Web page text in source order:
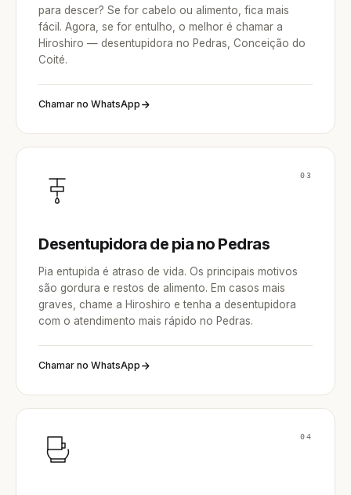
para descer? Se for cabelo ou alimento, fica mais
fácil. Agora, se for entulho, o melhor é chamar a
Hiroshiro — desentupidora no Pedras, Conceição do
Coité.
Chamar no WhatsApp
03
Desentupidora de pia no Pedras
Pia entupida é atraso de vida. Os principais motivos
são gordura e restos de alimento. Em casos mais
graves, chame a Hiroshiro e tenha a desentupidora
com o atendimento mais rápido no Pedras.
Chamar no WhatsApp
04